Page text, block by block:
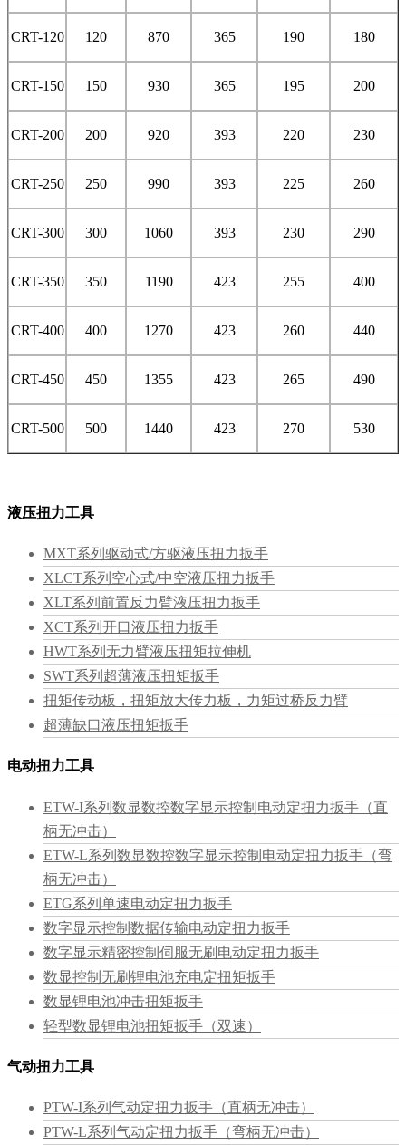
CRT-120 120 870 365 190 180
CRT-150 150 930 365 195 200
CRT-200 200 920 393 220 230
CRT-250 250 990 393 225 260
CRT-300 300 1060 393 230 290
CRT-350 350 1190 423 255 400
CRT-400 400 1270 423 260 440
CRT-450 450 1355 423 265 490
CRT-500 500 1440 423 270 530
液压扭力工具
MXT系列驱动式/方驱液压扭力扳手
XLCT系列空心式/中空液压扭力扳手
XLT系列前置反力臂液压扭力扳手
XCT系列开口液压扭力扳手
HWT系列无力臂液压扭矩拉伸机
SWT系列超薄液压扭矩扳手
扭矩传动板，扭矩放大传力板，力矩过桥反力臂
超薄缺口液压扭矩扳手
电动扭力工具
ETW-I系列数显数控数字显示控制电动定扭力扳手（直
柄无冲击）
ETW-L系列数显数控数字显示控制电动定扭力扳手（弯
柄无冲击）
ETG系列单速电动定扭力扳手
数字显示控制数据传输电动定扭力扳手
数字显示精密控制伺服无刷电动定扭力扳手
数显控制无刷锂电池充电定扭矩扳手
数显锂电池冲击扭矩扳手
轻型数显锂电池扭矩扳手（双速）
气动扭力工具
PTW-I系列气动定扭力扳手（直柄无冲击）
PTW-L系列气动定扭力扳手（弯柄无冲击）